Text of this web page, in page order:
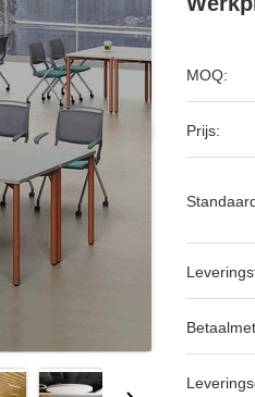
MOQ:
Prijs: